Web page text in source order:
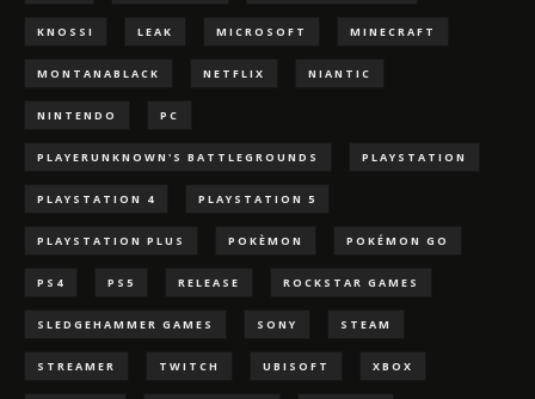
KNOSSI LEAK MICROSOFT MINECRAFT
MONTANABLACK NETFLIX NIANTIC
NINTENDO PC
PLAYERUNKNOWN'S BATTLEGROUNDS PLAYSTATION
PLAYSTATION 4 PLAYSTATION 5
PLAYSTATION PLUS POKÈMON POKÉMON GO
PS4 PS5 RELEASE ROCKSTAR GAMES
SLEDGEHAMMER GAMES SONY STEAM
STREAMER TWITCH UBISOFT XBOX